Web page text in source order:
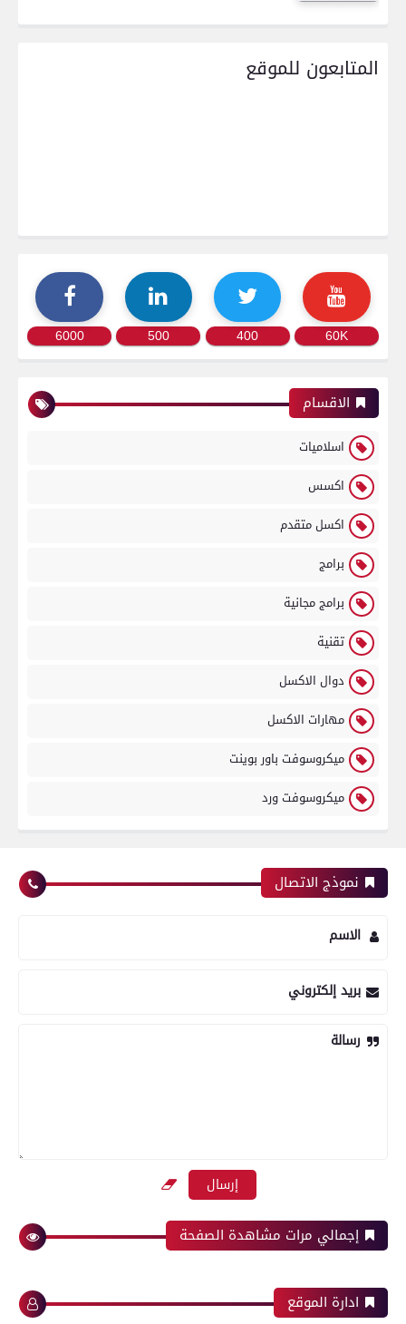
المتابعون للموقع
60K
400
500
6000
الاقسام
اسلاميات
اكسس
اكسل متقدم
برامج
برامج مجانية
تقنية
دوال الاكسل
مهارات الاكسل
ميكروسوفت باور بوينت
ميكروسوفت ورد
نموذج الاتصال
الاسم
بريد إلكتروني
رسالة
إجمالي مرات مشاهدة الصفحة
ادارة الموقع